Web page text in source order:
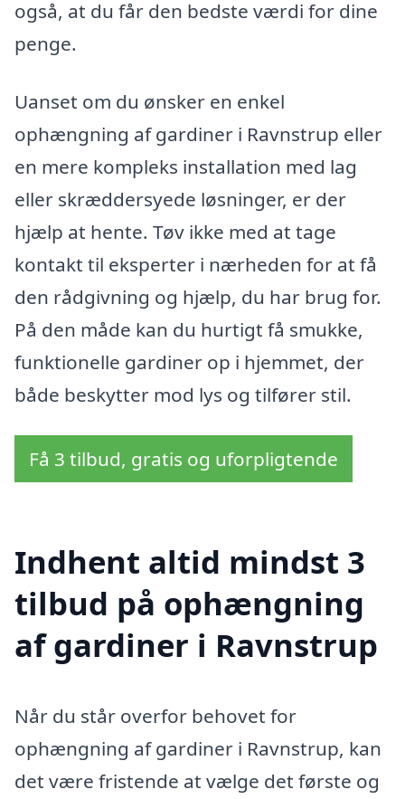
også, at du får den bedste værdi for dine
penge.
Uanset om du ønsker en enkel
ophængning af gardiner i Ravnstrup eller
en mere kompleks installation med lag
eller skræddersyede løsninger, er der
hjælp at hente. Tøv ikke med at tage
kontakt til eksperter i nærheden for at få
den rådgivning og hjælp, du har brug for.
På den måde kan du hurtigt få smukke,
funktionelle gardiner op i hjemmet, der
både beskytter mod lys og tilfører stil.
Få 3 tilbud, gratis og uforpligtende
Indhent altid mindst 3
tilbud på ophængning
af gardiner i Ravnstrup
Når du står overfor behovet for
ophængning af gardiner i Ravnstrup, kan
det være fristende at vælge det første og